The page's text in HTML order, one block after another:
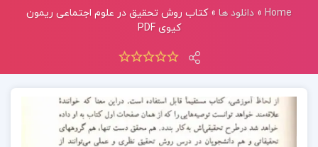
Home
» دانلود ها »کتاب روش تحقیق در علوم اجتماعی ریمون
کیوی PDF